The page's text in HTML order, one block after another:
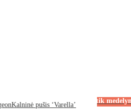
Kalninė pušis ‘Varella’
Atsiėmimas tik